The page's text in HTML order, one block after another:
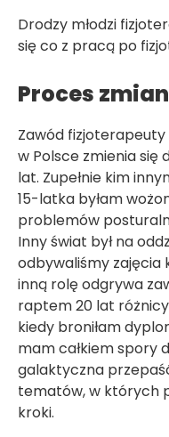
Drodzy młodzi
się co z pracą po
Proces zmian
Zawód
w Polsce zmienia się
lat. Zupełnie kim
15-latka byłam
problemów
Inny świat był na
odbywaliśmy zajęcia
inną rolę odgrywa
raptem 20 lat
kiedy broniłam
mam całkiem spory
galaktyczna
tematów, w których
kroki.